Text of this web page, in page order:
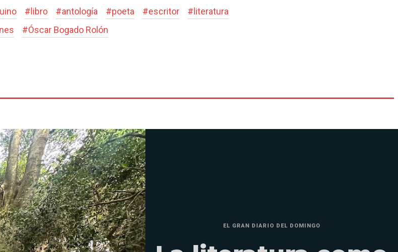
# libro #antología #poeta #escritor # literatura
#Óscar Bogado Rolón
EL GRAN DIARIO DEL DOMINGO